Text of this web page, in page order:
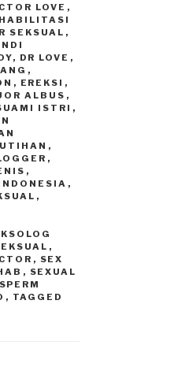
LOVE ,
SEKSUAL ,
, DR LOVE ,
,
, EREKSI ,
ALBUS ,
ISTRI ,
,
,
,
,
,
,
, SEX
, SEXUAL
SPERM
, TAGGED